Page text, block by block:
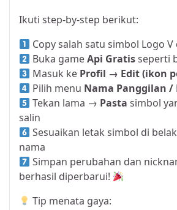
Ikuti step-by-step berikut:
Copy salah satu simbol Logo
Buka gameApi Gratisseperti
Masuk ke Profil → Edit (ikon
Pilih menu Nama Panggilan /
Tekan lama → Pasta simbol
salin
Sesuaikan letak simbol di
nama
Simpan perubahan dan
berhasil diperbarui!
Tip menata gaya: